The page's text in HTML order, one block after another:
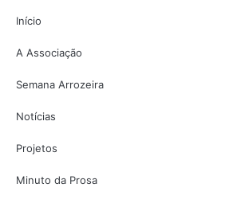
Início
A Associação
Semana Arrozeira
Notícias
Projetos
Minuto da Prosa